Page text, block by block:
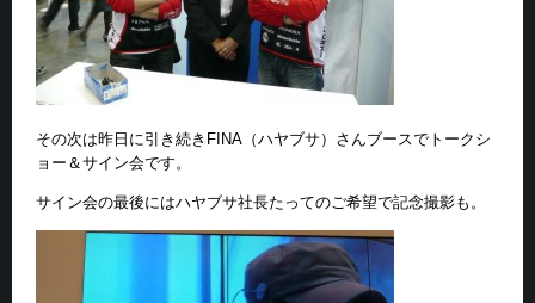
その次は昨日に引き続きFINA（ハヤブサ）さんブースでトークシ
ョー＆サイン会です。
サイン会の最後にはハヤブサ社長たってのご希望で記念撮影も。